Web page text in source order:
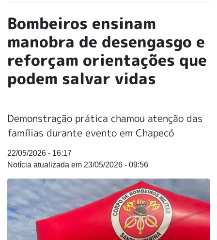
Bombeiros ensinam
manobra de desengasgo e
reforçam orientações que
podem salvar vidas
Demonstração prática chamou atenção das
famílias durante evento em Chapecó
22/05/2026 - 16:17
23/05/2026 - 09:56